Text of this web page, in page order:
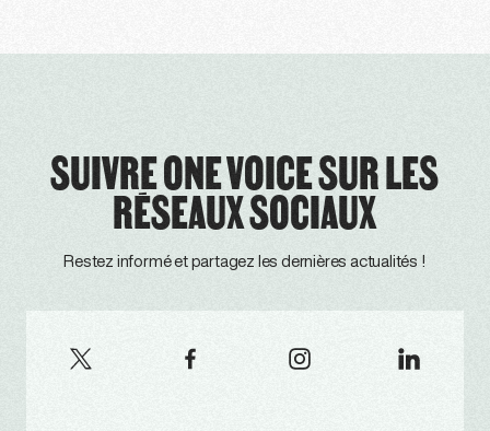
SUIVRE ONE VOICE SUR LES
RÉSEAUX SOCIAUX
Restez informé et partagez les dernières actualités !